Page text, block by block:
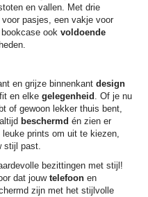
en vallen. Met drie
pasjes, een vakje voor
ook voldoende
en grijze binnenkant design
en elke gelegenheid . Of je nu
of gewoon lekker thuis bent,
beschermd én zien er
prints om uit te kiezen,
stijl past.
bezittingen met stijl!
dat jouw telefoon en
zijn met het stijlvolle